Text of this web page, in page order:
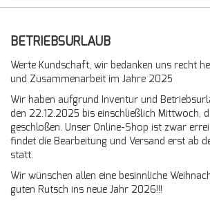
BETRIEBSURLAUB
Werte Kundschaft, wir bedanken uns recht
und Zusammenarbeit im Jahre 2025
Wir haben aufgrund Inventur und
den 22.12.2025 bis einschließlich Mittwoch,
geschloßen. Unser Online-Shop ist zwar
findet die Bearbeitung und Versand erst ab
statt.
Wir wünschen allen eine besinnliche
guten Rutsch ins neue Jahr 2026!!!